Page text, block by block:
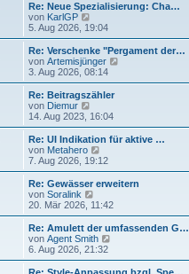
Re: Neue Spezialisierung: Cha…
von KarlGP
e
u
e
s
t
r
B
e
i
r
a
g
5. Aug 2026, 19:04
Re: Verschenke "Pergament der…
von Artemisjünger
u
B
r
3. Aug 2026, 08:14
Re: Beitragszähler
von Diemur
e
u
e
s
t
B
e
i
r
a
g
14. Aug 2023, 16:04
Re: UI Indikation für aktive …
von Metahero
e
u
e
t
B
e
i
7. Aug 2026, 19:12
Re: Gewässer erweitern
von Soralink
e
u
e
s
t
20. Mär 2026, 11:42
Re: Amulett der umfassenden G…
von Agent Smith
u
e
6. Aug 2026, 21:32